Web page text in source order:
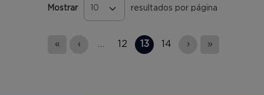
Mostrar resultados por página
« ‹ 12 13 14 › »